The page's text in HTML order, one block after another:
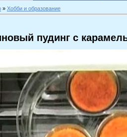
» Хобби и образование
пудинг с